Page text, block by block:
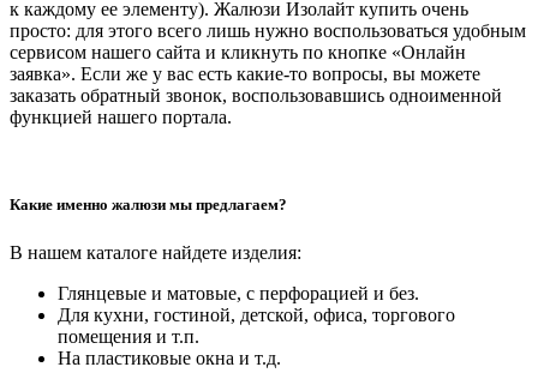
к каждому ее элементу). Жалюзи Изолайт купить очень
просто: для этого всего лишь нужно воспользоваться удобным
сервисом нашего сайта и кликнуть по кнопке «Онлайн
заявка». Если же у вас есть какие-то вопросы, вы можете
заказать обратный звонок, воспользовавшись одноименной
функцией нашего портала.
Какие именно жалюзи мы предлагаем?
В нашем каталоге найдете изделия:
Глянцевые и матовые, с перфорацией и без.
Для кухни, гостиной, детской, офиса, торгового
помещения и т.п.
На пластиковые окна и т.д.